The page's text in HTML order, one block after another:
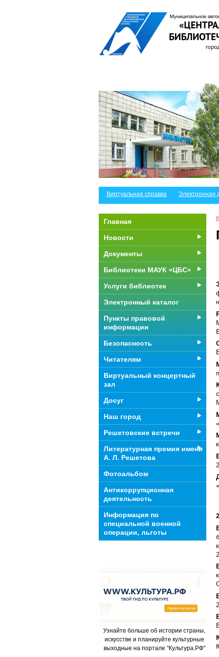
Виртуальная справка Электронная
Главная
Новости
Документы
Библиотеки МАУК «ЦБС»
Услуги библиотек
Электронный каталог
Пункты правовой
информации
Безопасность
Читателям
Виртуальный концертный
зал
Досуг
Наш город
Решетовские встречи
Литературная премия имени
А. Л. Решетова
Фотоальбом
Антикоррупционная
деятельность
Информация по
специальной военной
операции, льготы
Узнайте больше об истории страны,
искусстве и планируйте культурные
выходные на портале "Культура.РФ"